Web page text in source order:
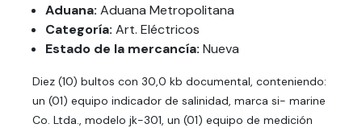
Aduana: Aduana Metropolitana
Categoría: Art. Eléctricos
Estado de la mercancía: Nueva
Diez (10) bultos con 30,0 kb documental, conteniendo:
un (01) equipo indicador de salinidad, marca si- marine
Co. Ltda., modelo jk-301, un (01) equipo de medición